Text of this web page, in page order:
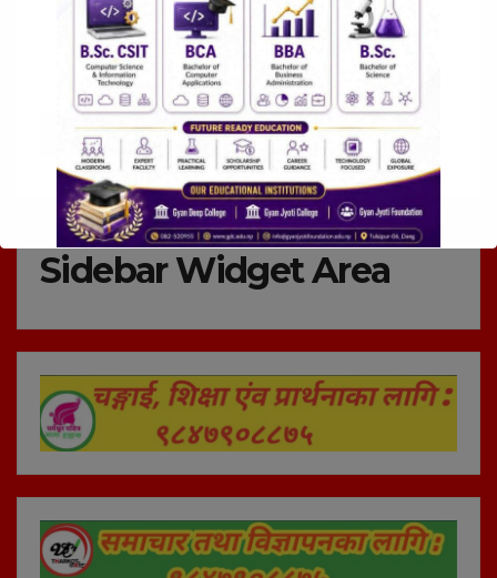
Save my name, email, and website in this browser for
the next time I comment.
Sidebar Widget Area